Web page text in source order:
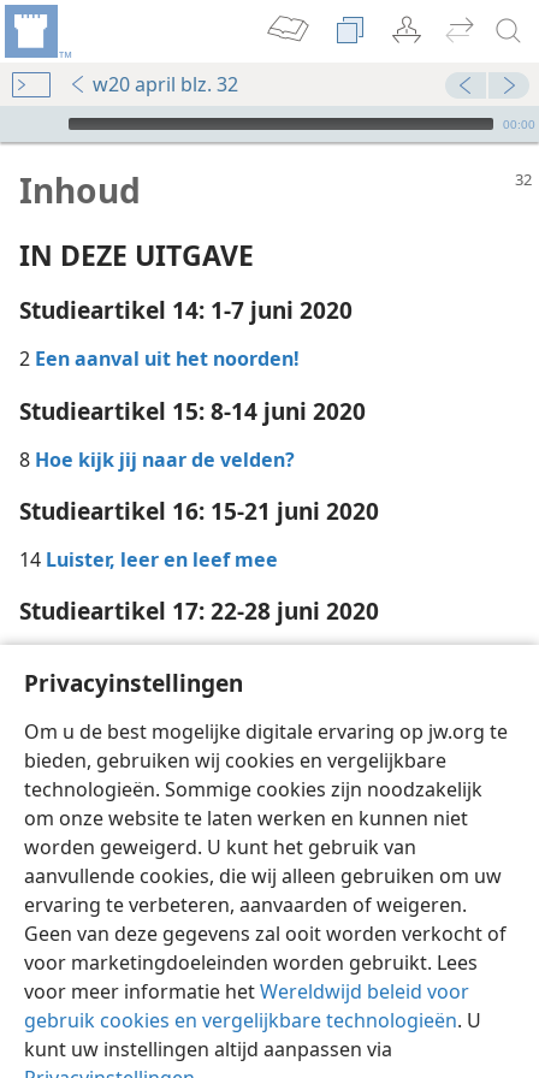
Privacyinstellingen
Om u de best mogelijke digitale ervaring op jw.org te
bieden, gebruiken wij cookies en vergelijkbare
technologieën. Sommige cookies zijn noodzakelijk
om onze website te laten werken en kunnen niet
worden geweigerd. U kunt het gebruik van
aanvullende cookies, die wij alleen gebruiken om uw
ervaring te verbeteren, aanvaarden of weigeren.
Geen van deze gegevens zal ooit worden verkocht of
voor marketingdoeleinden worden gebruikt. Lees
voor meer informatie hetWereldwijd beleid voor
gebruik cookies en vergelijkbare technologieën. U
kunt uw instellingen altijd aanpassen via
w20 april blz. 32
Audio Player
00:00
Inhoud
IN DEZE UITGAVE
Studieartikel 14: 1-7 juni 2020
2 Een aanval uit het noorden!
Studieartikel 15: 8-14 juni 2020
8 Hoe kijk jij naar de velden?
Studieartikel 16: 15-21 juni 2020
14 Luister, leer en leef mee
Studieartikel 17: 22-28 juni 2020
26Houd vol tot de finish
Nederlands Delen Instellingen
Copyright © 2026 Watch Tower Bible and Tract Society of Pennsylvania
Gebruiksvoorwaarden Privacybeleid
Privacyinstellingen
JW.ORG
Inloggen